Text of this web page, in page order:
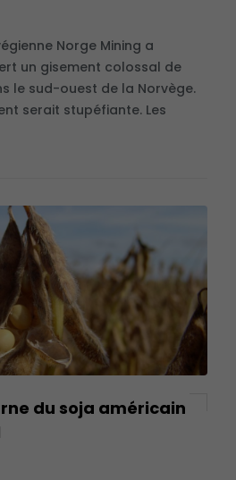
Norge Mining a
un gisement colossal de
le sud-ouest de la Norvège.
serait stupéfiante. Les
du soja américain